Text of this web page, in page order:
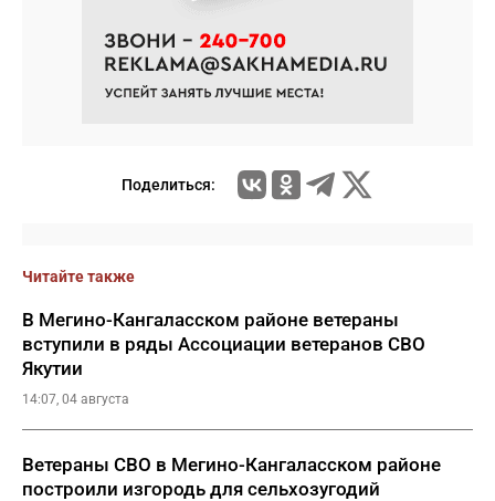
Поделиться:
Читайте также
В Мегино-Кангаласском районе ветераны
вступили в ряды Ассоциации ветеранов СВО
Якутии
14:07, 04 августа
Ветераны СВО в Мегино-Кангаласском районе
построили изгородь для сельхозугодий